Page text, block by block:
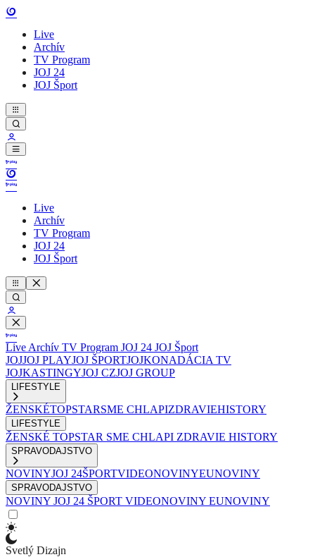
Live
Archív
TV Program
JOJ 24
JOJ Šport
Live
Archív
TV Program
JOJ 24
JOJ Šport
Live Archív TV Program JOJ 24 JOJ Šport
JOJJOJ PLAYJOJ ŠPORTJOJKONADÁCIA TV
JOJKASTINGYJOJ CZJOJ GROUP
LIFESTYLE
ŽENSKÉTOPSTARSME CHLAPIZDRAVIEHISTORY
LIFESTYLE
ŽENSKÉ TOPSTAR SME CHLAPI ZDRAVIE HISTORY
SPRAVODAJSTVO
NOVINYJOJ 24ŠPORTVIDEONOVINYEUNOVINY
SPRAVODAJSTVO
NOVINY JOJ 24 ŠPORT VIDEONOVINY EUNOVINY
Svetlý Dizajn